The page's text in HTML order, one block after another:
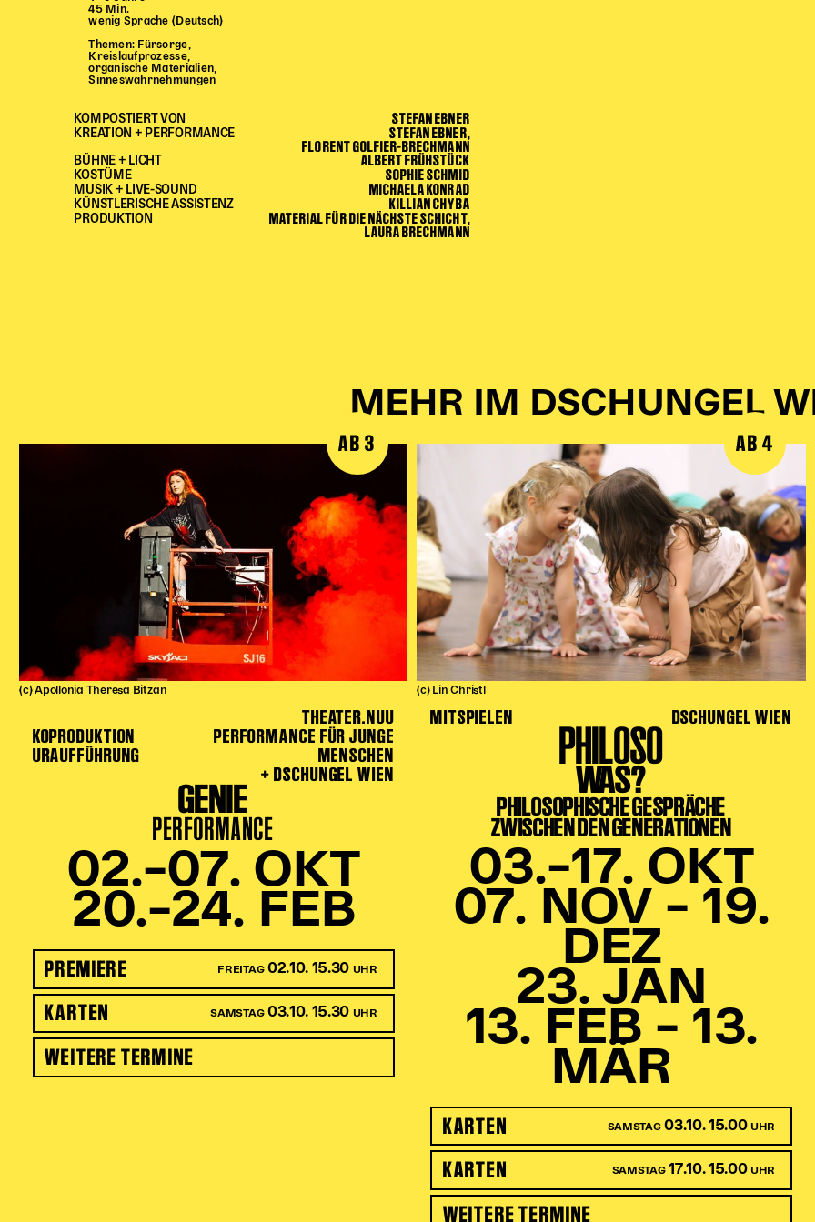
45 Min.
wenig Sprache (Deutsch)
Themen: Fürsorge,
Kreislaufprozesse,
organische Materialien,
Sinneswahrnehmungen
KOMPOSTIERT VON STEFAN EBNER
KREATION + PERFORMANCE STEFAN EBNER,
FLORENT GOLFIER-BRECHMANN
BÜHNE + LICHT ALBERT FRÜHSTÜCK
KOSTÜME SOPHIE SCHMID
MUSIK + LIVE-SOUND MICHAELA KONRAD
KÜNSTLERISCHE ASSISTENZ KILLIAN CHYBA
PRODUKTION MATERIAL FÜR DIE NÄCHSTE SCHICHT,
LAURA BRECHMANN
MEHR IM DSCHUNGEL
(c) Apollonia Theresa Bitzan
AB 3
KOPRODUKTION
URAUFFÜHRUNG
THEATER.NUU
PERFORMANCE FÜR JUNGE
MENSCHEN
+ DSCHUNGEL WIEN
GENIE
PERFORMANCE
02.–07. OKT
20.–24. FEB
PREMIERE FREITAG02.10. 15.30 UHR
KARTEN SAMSTAG03.10. 15.30 UHR
WEITERE TERMINE
(c) Lin Christl
AB 4
MITSPIELEN DSCHUNGEL WIEN
PHILOSO
WAS?
PHILOSOPHISCHE GESPRÄCHE
ZWISCHEN DEN GENERATIONEN
03.–17. OKT
07. NOV – 19.
DEZ
23. JAN
13. FEB – 13.
MÄR
KARTEN SAMSTAG03.10. 15.00UHR
KARTEN SAMSTAG17.10. 15.00UHR
WEITERE TERMINE